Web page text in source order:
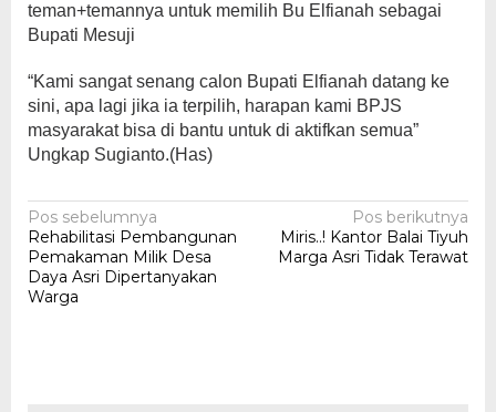
teman+temannya untuk memilih Bu Elfianah sebagai
Bupati Mesuji
“Kami sangat senang calon Bupati Elfianah datang ke
sini, apa lagi jika ia terpilih, harapan kami BPJS
masyarakat bisa di bantu untuk di aktifkan semua”
Ungkap Sugianto.(Has)
Navigasi
pos
Pos sebelumnya
Rehabilitasi Pembangunan
Pemakaman Milik Desa
Daya Asri Dipertanyakan
Warga
Pos berikutnya
Miris..! Kantor Balai Tiyuh
Marga Asri Tidak Terawat